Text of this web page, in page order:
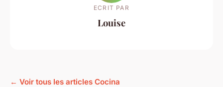
ECRIT PAR
Louise
← Voir tous les articles Cocina